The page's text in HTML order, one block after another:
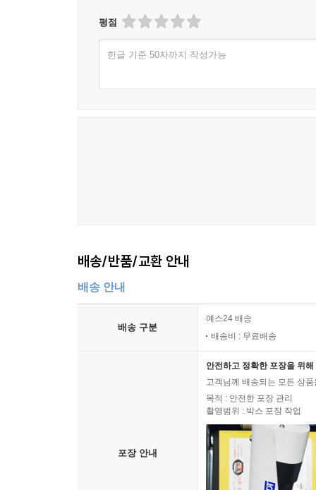
평점
한글 기준 50자까지 작성가능
배송/반품/교환 안내
배송 안내
배송 구분
예스24 배송
배송비 : 무료배송
포장 안내
안전하고 정확한 포장을 위
고객님께 배송되는 모든 상
목적 : 안전한 포장 관리
촬영범위 : 박스 포장 작업